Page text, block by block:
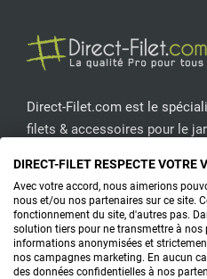
Direct-Filet.com est le
filets & accessoires pour le
PRODUITS
DIRECT-FILET RESPECTE VOTRE
Avec votre accord, nous aimerions
nous et/ou nos partenaires sur ce site.
fonctionnement du site, d'autres pas.
solution tiers pour ne transmettre à nos
informations anonymisées et
nos campagnes marketing. En aucun
des données confidentielles à nos